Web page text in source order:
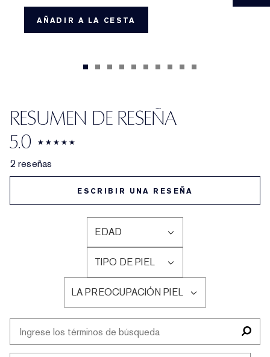
AÑADIR A LA CESTA
RESUMEN DE RESEÑA
5.0
2 reseñas
ESCRIBIR UNA RESEÑA
EDAD
FILTRAR
RESEÑAS
POR
EDAD
TIPO DE PIEL
FILTRAR
RESEÑAS
POR
TIPO
DE
PIEL
LA PREOCUPACIÓN PIEL
FILTRAR
RESEÑAS
LA